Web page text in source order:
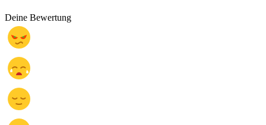
Deine Bewertung